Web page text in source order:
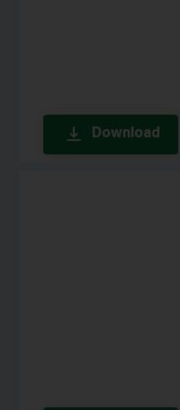
Download